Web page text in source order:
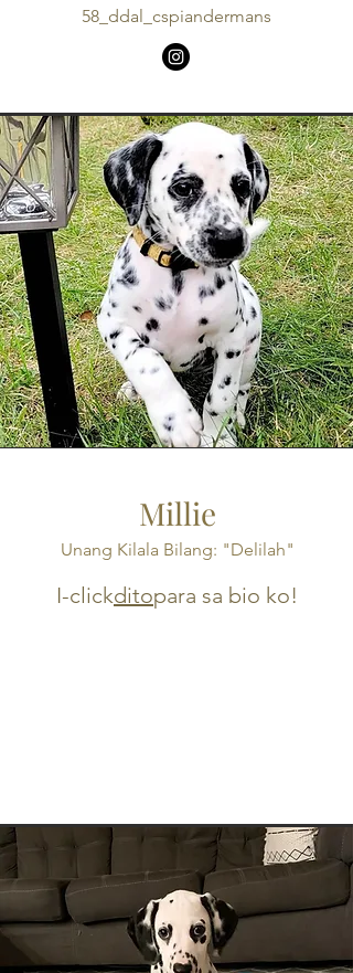
58_ddal_cspiandermans
Millie
Unang Kilala Bilang: "Delilah"
I-clickditopara sa bio ko!